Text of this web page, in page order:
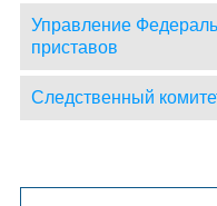
Управление
приставов
Следственный